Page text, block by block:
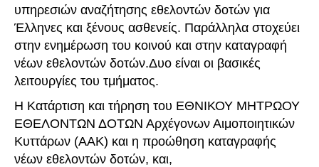
υπηρεσιών αναζήτησης εθελοντών δοτών για
Έλληνες και ξένους ασθενείς. Παράλληλα στοχεύει
στην ενημέρωση του κοινού και στην καταγραφή
νέων εθελοντών δοτών.Δυο είναι οι βασικές
λειτουργίες του τμήματος.
Η Κατάρτιση και τήρηση του ΕΘΝΙΚΟΥ ΜΗΤΡΩΟΥ
ΕΘΕΛΟΝΤΩΝ ΔΟΤΩΝ Αρχέγονων Αιμοποιητικών
Κυττάρων (ΑΑΚ) και η προώθηση καταγραφής
νέων εθελοντών δοτών, και,